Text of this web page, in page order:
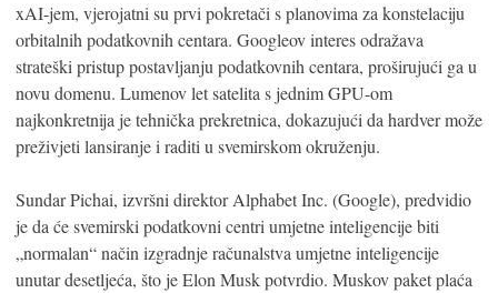
xAI-jem, vjerojatni su prvi pokretači s planovima za konstelaciju
orbitalnih podatkovnih centara. Googleov interes odražava
strateški pristup postavljanju podatkovnih centara, proširujući ga u
novu domenu. Lumenov let satelita s jednim GPU-om
najkonkretnija je tehnička prekretnica, dokazujući da hardver može
preživjeti lansiranje i raditi u svemirskom okruženju.
Sundar Pichai, izvršni direktor Alphabet Inc. (Google), predvidio
je da će svemirski podatkovni centri umjetne inteligencije biti
„normalan“ način izgradnje računalstva umjetne inteligencije
unutar desetljeća, što je Elon Musk potvrdio. Muskov paket plaća